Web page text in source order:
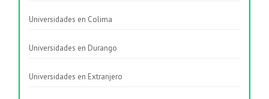
Universidades en Colima
Universidades en Durango
Universidades en Extranjero